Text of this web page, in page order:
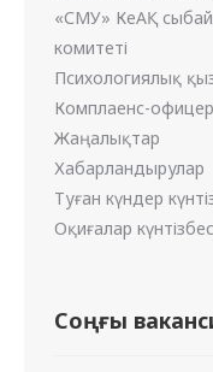
«СМУ» КеАҚ
комитеті
Психологиялық
Комплаенс-офицер
Жаңалықтар
Хабарландырулар
Туған күндер
Оқиғалар
Соңғы